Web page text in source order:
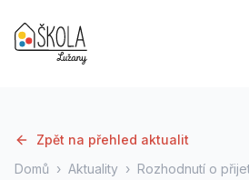
Zpět na přehled aktualit
Domů › Aktuality › Rozhodnutí o